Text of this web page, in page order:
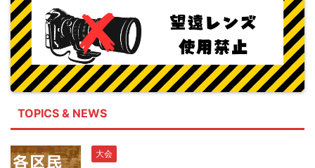
TOPICS & NEWS
大会